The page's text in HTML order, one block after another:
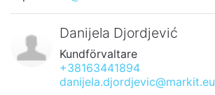
Danijela Djordjević
Kundförvaltare
+38163441894
danijela.djordjevic@markit.eu